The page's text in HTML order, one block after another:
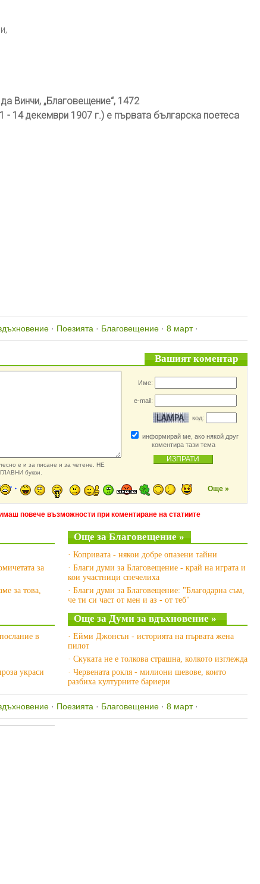
Винчи, „Благовещение“, 1472
- 14 декември 1907 г.) е първата българска поетеса
· Поезията · Благовещение · 8 март·
Вашият коментар
е и за писане и за четене. НЕ
букви.
Име:
e-mail:
код:
информирай ме, ако някой друг
коментира тази тема
Още »
повече възможности при коментиране на статиите
за
за това,
Още за Благовещение »
· Копривата - някои добре опазени тайни
· Благи думи за Благовещение - край на играта и
кои участници спечелиха
· Благи думи за Благовещение: "Благодарна съм,
че ти си част от мен и аз - от теб"
в
украси
Още за Думи за вдъхновение »
· Ейми Джонсън - историята на първата жена
пилот
· Скуката не е толкова страшна, колкото изглежда
· Червената рокля - милиони шевове, които
разбиха културните бариери
· Поезията · Благовещение · 8 март·